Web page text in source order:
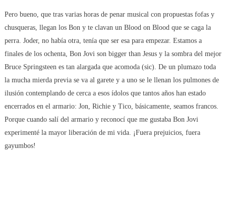
Pero bueno, que tras varias horas de penar musical con propuestas fofas y
chusqueras, llegan los Bon y te clavan un Blood on Blood que se caga la
perra. Joder, no había otra, tenía que ser esa para empezar. Estamos a
finales de los ochenta, Bon Jovi son bigger than Jesus y la sombra del mejor
Bruce Springsteen es tan alargada que acomoda (sic). De un plumazo toda
la mucha mierda previa se va al garete y a uno se le llenan los pulmones de
ilusión contemplando de cerca a esos ídolos que tantos años han estado
encerrados en el armario: Jon, Richie y Tico, básicamente, seamos francos.
Porque cuando salí del armario y reconocí que me gustaba Bon Jovi
experimenté la mayor liberación de mi vida. ¡Fuera prejuicios, fuera
gayumbos!